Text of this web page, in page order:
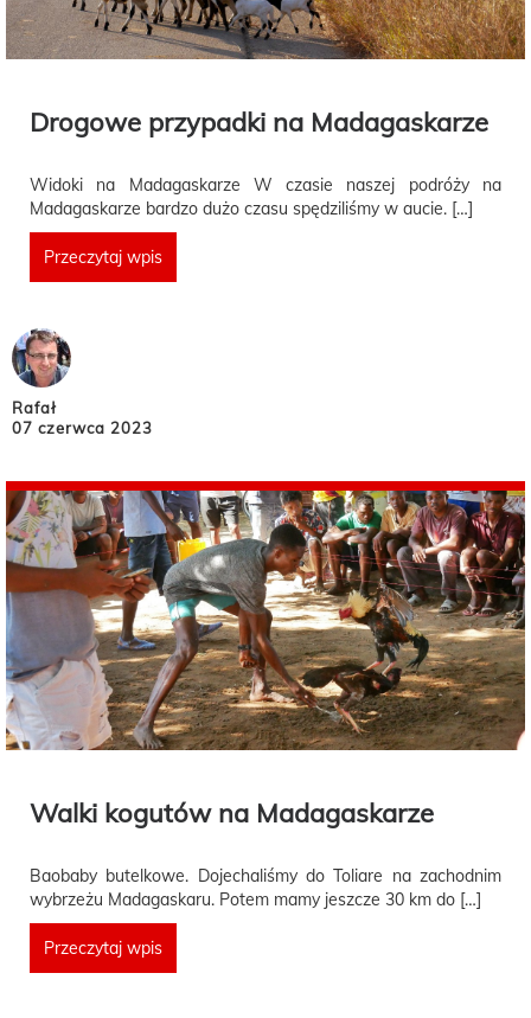
Drogowe przypadki na Madagaskarze
Widoki na Madagaskarze W czasie naszej podróży na
Madagaskarze bardzo dużo czasu spędziliśmy w aucie. […]
Przeczytaj wpis
Rafał
07 czerwca 2023
Walki kogutów na Madagaskarze
Baobaby butelkowe. Dojechaliśmy do Toliare na zachodnim
wybrzeżu Madagaskaru. Potem mamy jeszcze 30 km do […]
Przeczytaj wpis